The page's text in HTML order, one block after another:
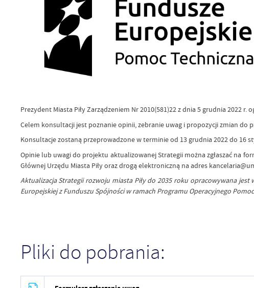
Prezydent Miasta Piły Zarządzeniem Nr 2010(581)22 z dnia 5 grudnia 2022
Celem konsultacji jest poznanie opinii, zebranie uwag i propozycji zmian do
Konsultacje zostaną przeprowadzone w terminie od 13 grudnia 2022 do 16
Opinie lub uwagi do projektu aktualizowanej Strategii można zgłaszać na
Głównej Urzędu Miasta Piły oraz drogą elektroniczną na adres
Aktualizacja Strategii rozwoju miasta Piły do 2035 roku opracowywana
Europejskiej z Funduszu Spójności w ramach Programu Operacyjnego
Pliki do pobrania: